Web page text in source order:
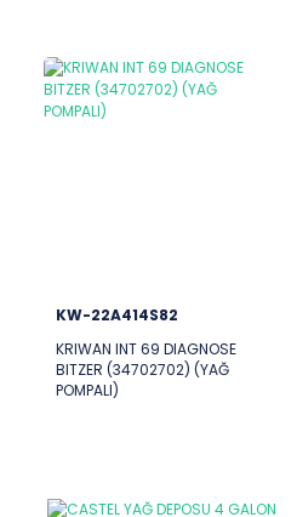
KW-22A414S82
KRIWAN INT 69 DIAGNOSE
BITZER (34702702) (YAĞ
POMPALI)